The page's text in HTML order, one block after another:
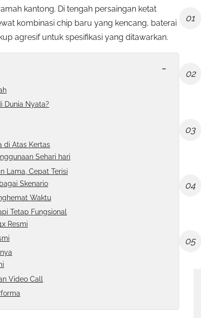
kantong. Di tengah persaingan ketat
kombinasi chip baru yang kencang, baterai
agresif untuk spesifikasi yang ditawarkan.
-
Dunia Nyata?
di Atas Kertas
Sehari hari
Lama, Cepat Terisi
Skenario
Waktu
Tetap Fungsional
Resmi
Video Call
01
02
03
04
05